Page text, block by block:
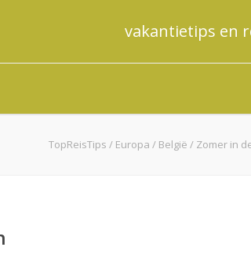
vakantietips en
TopReisTips / Europa / België / Zomer in